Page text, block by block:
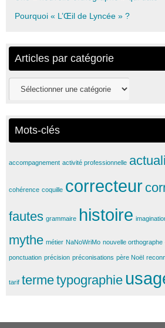
Pourquoi « L’Œil de Lyncée » ?
Articles par catégorie
Mots-clés
accompagnement activité professionnelle
cohérence coquille correcteur
fautes grammaire histoire
mythe métier NaNoWriMo nouvelle orthographe
ponctuation précision préconisations père Noël
tarif termetypographie